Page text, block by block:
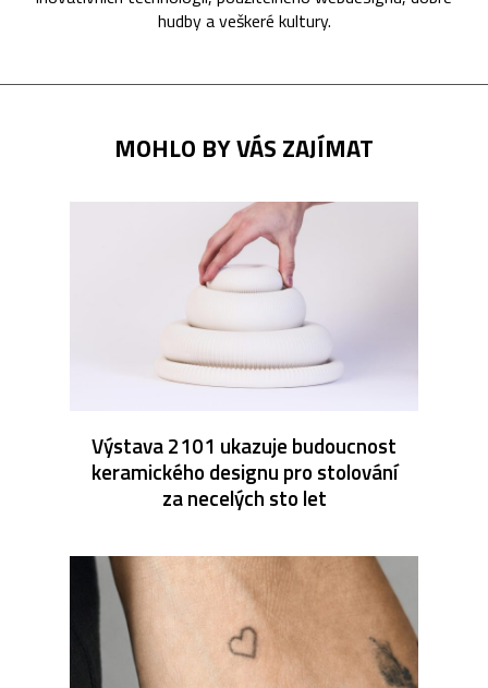
hudby a veškeré kultury.
MOHLO BY VÁS ZAJÍMAT
Výstava 2101 ukazuje budoucnost
keramického designu pro stolování
za necelých sto let